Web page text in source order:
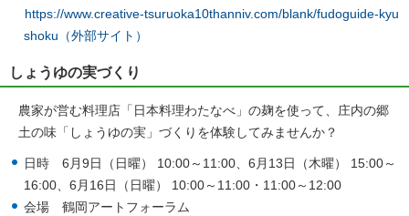
https://www.creative-tsuruoka10thanniv.com/blank/fudoguide-kyu
shoku（外部サイト）
しょうゆの実づくり
農家が営む料理店「日本料理わたなべ」の麹を使って、庄内の郷
土の味「しょうゆの実」づくりを体験してみませんか？
日時 6月9日（日曜） 10:00～11:00、6月13日（木曜） 15:00～
16:00、6月16日（日曜） 10:00～11:00・11:00～12:00
会場 鶴岡アートフォーラム